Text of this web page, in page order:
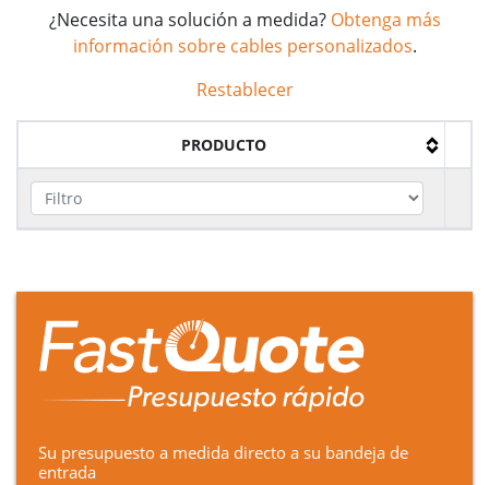
¿Necesita una solución a medida? Obtenga más
información sobre cables personalizados.
Restablecer
PRODUCTO
Su presupuesto a medida directo a su bandeja de
entrada